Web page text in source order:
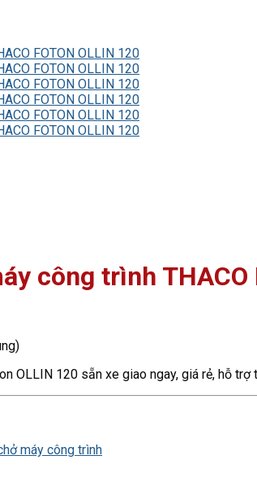
công trình THACO
OLLIN 120 sẵn xe giao ngay, giá rẻ, hỗ
máy công trình